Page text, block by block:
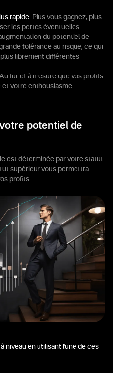
rapide. Plus vous gagnez, plus
les pertes éventuelles.
du potentiel de
tolérance au risque, ce qui
librement différentes
Au fur et à mesure que vos profits
votre enthousiasme
potentiel de
est déterminée par votre statut
supérieur vous permettra
profits.
niveau en utilisant l'une de ces